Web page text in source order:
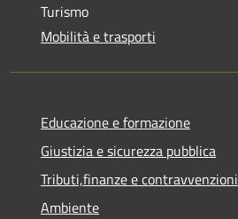
Turismo
Mobilità e trasporti
Educazione e formazione
Giustizia e sicurezza pubblica
Tributi,finanze e contravvenzioni
Ambiente